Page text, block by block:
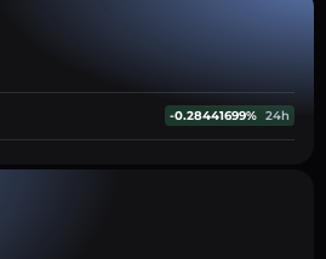
-0.28441699% 24h